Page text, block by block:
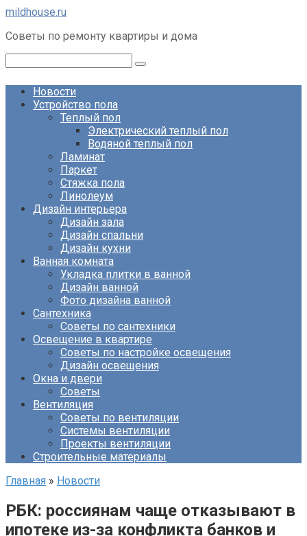
Перейти
контенту
mildhouse.ru
Советы по ремонту квартиры и дома
Новости
Устройство пола
Теплый пол
Электрический теплый пол
Водяной теплый пол
Ламинат
Паркет
Стяжка пола
Линолеум
Дизайн интерьера
Дизайн зала
Дизайн спальни
Дизайн кухни
Ванная комната
Укладка плитки в ванной
Дизайн ванной
Фото дизайна ванной
Сантехника
Советы по сантехники
Освещение в квартире
Советы по настройке освещения
Дизайн освещения
Окна и двери
Советы
Вентиляция
Советы по вентиляции
Системы вентиляции
Проекты вентиляции
Строительные материалы
Главная » Новости
РБК: россиянам чаще отказывают в
ипотеке из-за конфликта банков и